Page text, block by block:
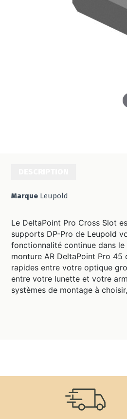
Marque Leupold
Le DeltaPoint Pro Cross Slot
supports DP-Pro de Leupold
fonctionnalité continue dans le
monture AR DeltaPoint Pro
rapides entre votre optique
entre votre lunette et votre
systèmes de montage à